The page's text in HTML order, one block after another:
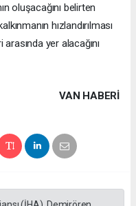
oluşacağını belirten
hızlandırılması
yer alacağını
VAN HABERİ